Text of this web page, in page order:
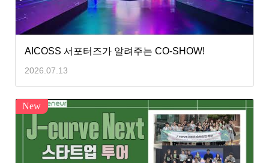
AICOSS 서포터즈가 알려주는 CO-SHOW!
2026.07.13
New